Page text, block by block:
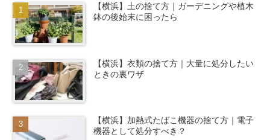
【横浜】土の捨て方｜ガーデニングや植木
鉢の後始末に困ったら
【横浜】衣類の捨て方｜大量に処分したい
ときの裏ワザ
【横浜】加熱式たばこ機器の捨て方｜電子
機器として処分すべき？